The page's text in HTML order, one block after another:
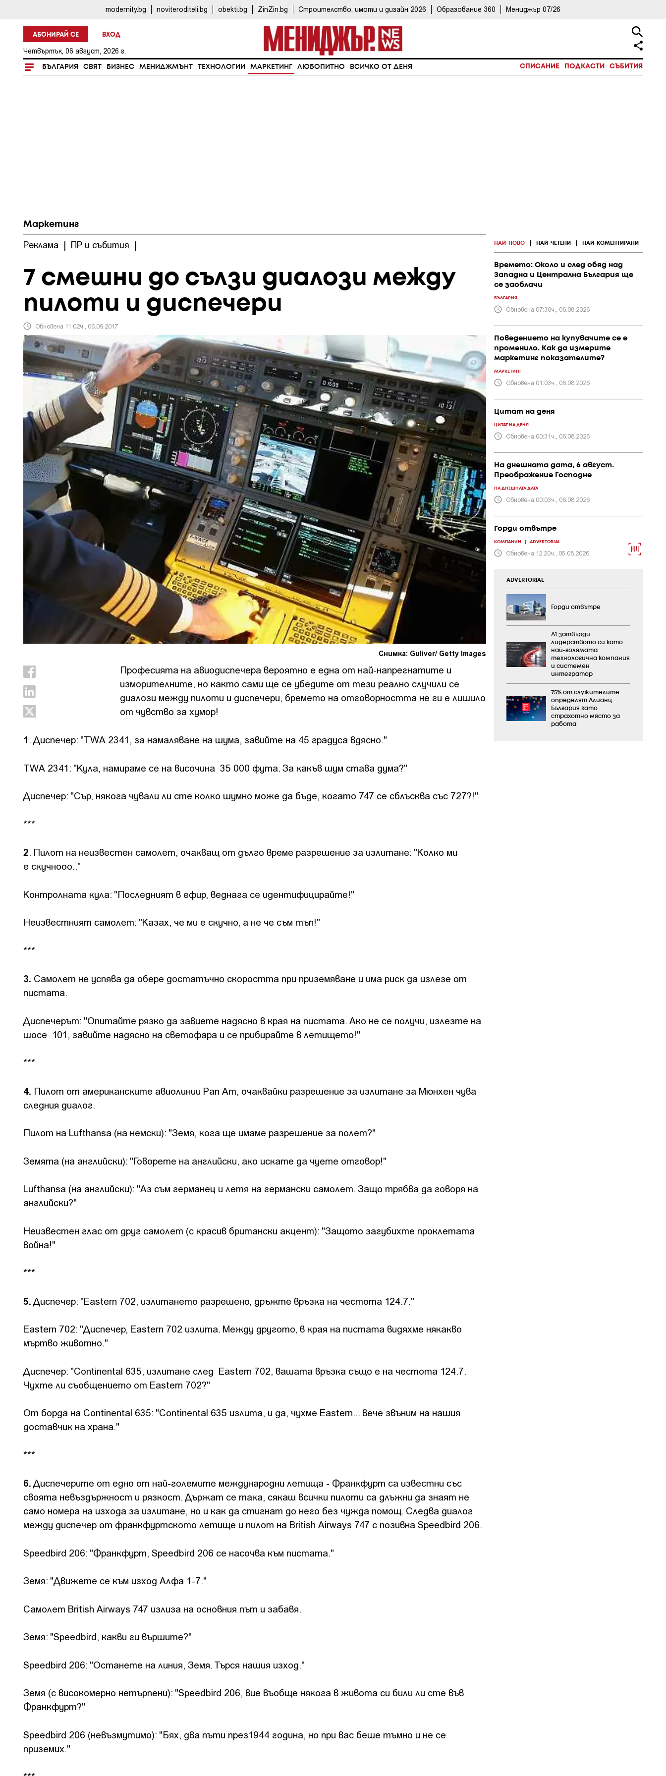
modernity.bg noviteroditeli.bg obekti.bg ZinZin.bg Строителство, имоти и дизайн 2026 Образование 360 Мениджър 07/26
АБОНИРАЙ СЕ ВХОД
Четвъртък, 06 август, 2026 г.
БЪЛГАРИЯ СВЯТ БИЗНЕС МЕНИДЖМЪНТ ТЕХНОЛОГИИ МАРКЕТИНГ ЛЮБОПИТНО ВСИЧКО ОТ ДЕНЯ СПИСАНИЕ ПОДКАСТИ СЪБИТИЯ
Маркетинг
Реклама | ПР и събития |
7 смешни до сълзи диалози между
пилоти и диспечери
Обновена 11:02ч., 06.09.2017
Снимка: Guliver/ Getty Images
Професията на авиодиспечера вероятно е една от най-напрегнатите и
изморителните, но както сами ще се убедите от тези реално случили се
диалози между пилоти и диспечери, бремето на отговорността не ги е лишило
от чувство за хумор!
1 . Диспечер: "TWA 2341, за намаляване на шума, завийте на 45 градуса вдясно."
TWA 2341: "Кула, намираме се на височина 35 000 фута. За какъв шум става дума?"
Диспечер: "Сър, някога чували ли сте колко шумно може да бъде, когато 747 се сблъсква със 727?!"
***
2. Пилот на неизвестен самолет, очакващ от дълго време разрешение за излитане: "Колко ми
е скучнооо.."
Контролната кула: "Последният в ефир, веднага се идентифицирайте!"
Неизвестният самолет: "Казах, че ми е скучно, а не че съм тъп!"
***
3. Самолет не успява да обере достатъчно скоростта при приземяване и има риск да излезе от
пистата.
Диспечерът: "Опитайте рязко да завиете надясно в края на пистата. Ако не се получи, излезте на
шосе 101, завийте надясно на светофара и се прибирайте в летището!"
***
4. Пилот от американските авиолинии Pan Am, очаквайки разрешение за излитане за Мюнхен чува
следния диалог.
Пилот на Lufthansa (на немски): "Земя, кога ще имаме разрешение за полет?"
Земята (на английски): "Говорете на английски, ако искате да чуете отговор!"
Lufthansa (на английски): "Аз съм германец и летя на германски самолет. Защо трябва да говоря на
английски?"
Неизвестен глас от друг самолет (с красив британски акцент): "Защото загубихте проклетата
война!"
***
5. Диспечер: "Eastern 702, излитането разрешено, дръжте връзка на честота 124.7."
Eastern 702: "Диспечер, Eastern 702 излита. Между другото, в края на пистата видяхме някакво
мъртво животно."
Диспечер: "Continental 635, излитане след Eastern 702, вашата връзка също е на честота 124.7.
Чухте ли съобщението от Eastern 702?"
От борда на Continental 635: "Continental 635 излита, и да, чухме Eastern... вече звъним на нашия
доставчик на храна."
***
6. Диспечерите от едно от най-големите международни летища - Франкфурт са известни със
своята невъздържност и рязкост. Държат се така, сякаш всички пилоти са длъжни да знаят не
само номера на изхода за излитане, но и как да стигнат до него без чужда помощ. Следва диалог
между диспечер от франкфуртското летище и пилот на British Airways 747 с позивна Speedbird 206.
Speedbird 206: "Франкфурт, Speedbird 206 се насочва към пистата."
Земя: "Движете се към изход Алфа 1-7."
Самолет British Airways 747 излиза на основния път и забавя.
Земя: "Speedbird, какви ги вършите?"
Speedbird 206: "Останете на линия, Земя. Търся нашия изход."
Земя (с високомерно нетърпени): "Speedbird 206, вие въобще някога в живота си били ли сте във
Франкфурт?"
Speedbird 206 (невъзмутимо): "Бях, два пъти през1944 година, но при вас беше тъмно и не се
приземих."
НАЙ-НОВО НАЙ-ЧЕТЕНИ НАЙ-КОМЕНТИРАНИ
Времето: Около и след обяд над
Западна и Централна България ще
се заоблачи
БЪЛГАРИЯ
Обновена 07:30ч., 06.08.2026
Поведението на купувачите се е
променило. Как да измерите
маркетинг показателите?
МАРКЕТИНГ
Обновена 01:03ч., 06.08.2026
Цитат на деня
ЦИТАТ НА ДЕНЯ
Обновена 00:31ч., 06.08.2026
На днешната дата, 6 август.
Преображение Господне
НА ДНЕШНАТА ДАТА
Обновена 00:03ч., 06.08.2026
Горди отвътре
КОМПАНИИ ADVERTORIAL
Обновена 12:20ч., 05.08.2026
ADVERTORIAL
Горди отвътре
А1 затвърди
лидерството си като
най-голямата
технологична компания
и системен
интегратор
75% от служителите
определят Алианц
България като
страхотно място за
работа